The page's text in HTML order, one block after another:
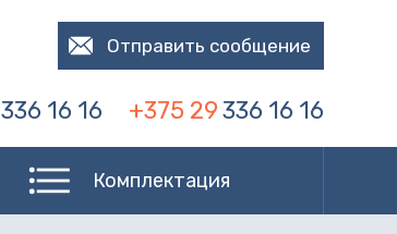
Отправить сообщение
336 16 16 +375 29336 16 16
Комплектация